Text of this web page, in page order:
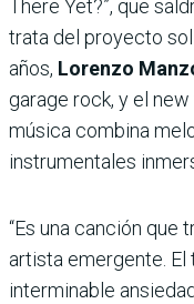
There Yet?”, que
trata del proyecto
años, Lorenzo
garage rock, y el
música combina
instrumentales
“Es una canción que
artista emergente.
interminable